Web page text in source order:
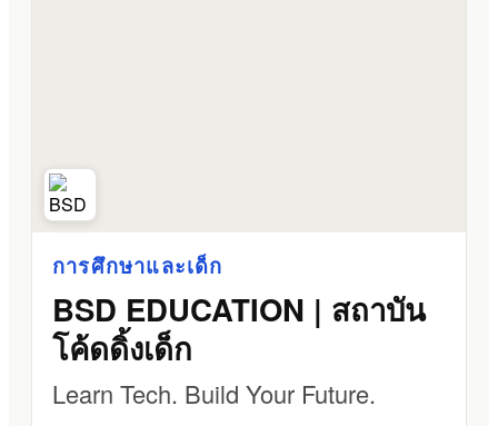
การศึกษาและเด็ก
BSD EDUCATION | สถาบัน
โค้ดดิ้งเด็ก
Learn Tech. Build Your Future.